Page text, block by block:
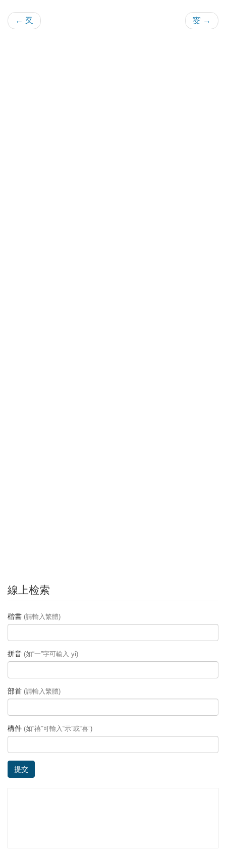
← 㕚 叜 →
線上检索
楷書 (請輸入繁體)
拼音 (如“一”字可輸入 yi)
部首 (請輸入繁體)
構件 (如“禧”可輸入“示”或“喜”)
提交